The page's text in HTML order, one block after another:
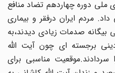
دوره چهاردهم تضاد منافع
مردم ایران درفقر و بیماری
صدمات زیادی دیدند،به
برجسته ای چون آیت الله
مناسبی برای